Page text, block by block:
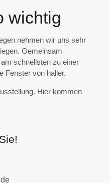
wichtig
nehmen wir uns sehr
Gemeinsam
schnellsten zu einer
Fenster von haller.
Hier kommen